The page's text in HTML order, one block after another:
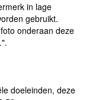
in lage
gebruikt.
onderaan deze
doeleinden, deze